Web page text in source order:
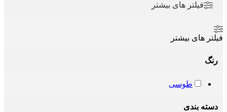
فیلتر های بیشتر
فیلتر های بیشتر
رنگ
طوسی
دسته بندی